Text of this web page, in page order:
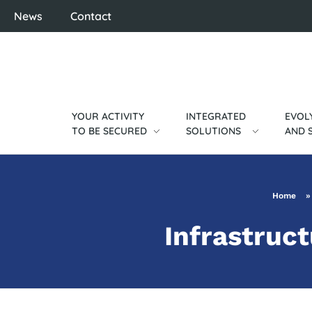
News Contact
YOUR ACTIVITY
TO BE SECURED
INTEGRATED
SOLUTIONS
AND
Home